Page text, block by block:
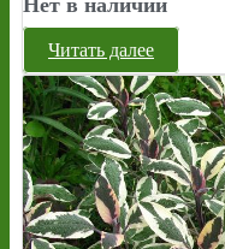
Читать далее